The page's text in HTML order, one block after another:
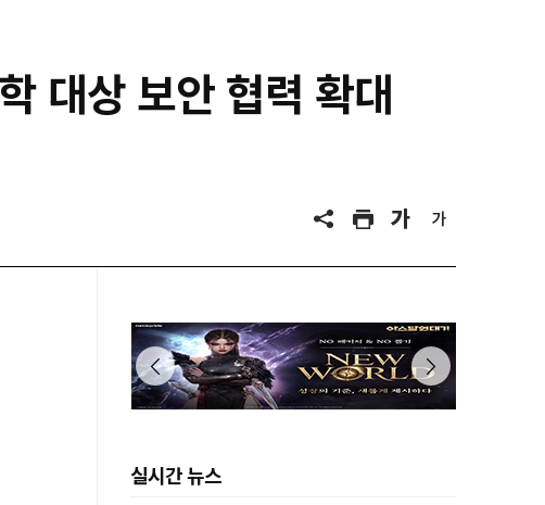
제주 28˚C
대상 보안 협력 확대
실시간 뉴스